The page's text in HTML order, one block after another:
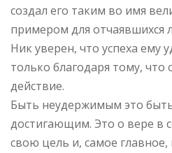
создал его таким во имя
примером для отчаявшихся
Ник уверен, что успеха ему
только благодаря тому, что
действие.
Быть неудержимым это
достигающим. Это о вере в
свою цель и, самое